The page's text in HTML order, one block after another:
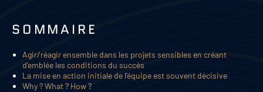
SOMMAIRE
Agir/réagir ensemble dans les projets sensibles en créant
d’emblée les conditions du succès
La mise en action initiale de l’équipe est souvent décisive
Why ? What ? How ?